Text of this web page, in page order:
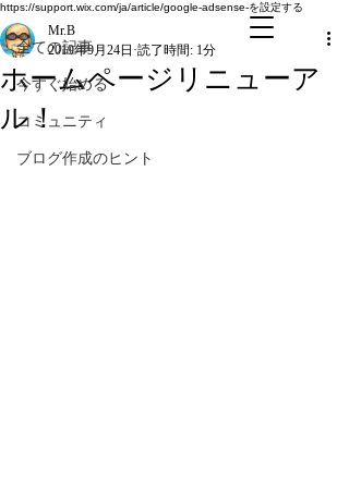
https://support.wix.com/ja/article/google-adsense-を設定する
全ての記事
今すぐ始める
コミュニティ
ブログ作成のヒント
ホームページリニューア
ル！
Mr.B
2019年9月24日 読了時間: 1分